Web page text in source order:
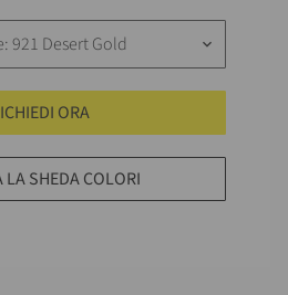
921 Desert Gold keyboard_arrow_down
ORA
LA SHEDA COLORI